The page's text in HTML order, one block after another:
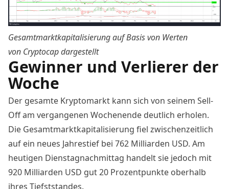
Gesamtmarktkapitalisierung auf Basis von Werten
von Cryptocapdargestellt
Gewinner und Verlierer der
Woche
Der gesamte Kryptomarkt kann sich von seinem Sell-
Off am vergangenen Wochenende deutlich erholen.
Die Gesamtmarktkapitalisierung fiel zwischenzeitlich
auf ein neues Jahrestief bei 762 Milliarden USD. Am
heutigen Dienstagnachmittag handelt sie jedoch mit
920 Milliarden USD gut 20 Prozentpunkte oberhalb
ihres Tiefststandes.